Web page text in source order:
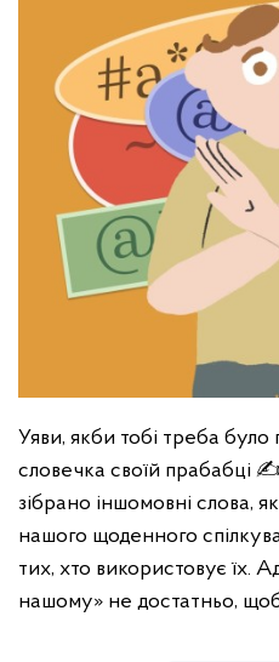
Уяви, якби тобі треба було
словечка своїй прабабці
зібрано іншомовні слова,
нашого щоденного
тих, хто використовує їх.
нашому» не достатньо,